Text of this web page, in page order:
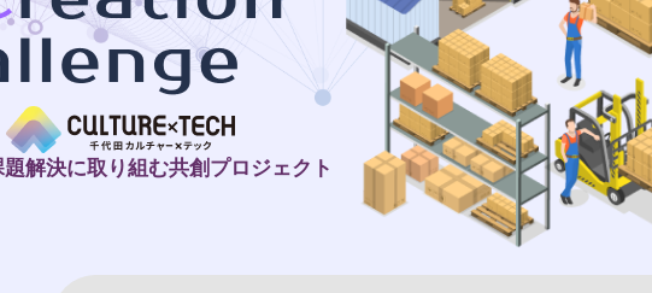
解決に取り組む共創プロジェクト